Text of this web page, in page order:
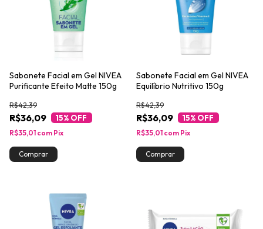
Sabonete Facial em Gel NIVEA
Purificante Efeito Matte 150g
R$36,09
R$42,39
15% OFF
R$35,01 com Pix
Sabonete Facial em Gel NIVEA
Equilíbrio Nutritivo 150g
R$36,09
R$42,39
15% OFF
R$35,01 com Pix